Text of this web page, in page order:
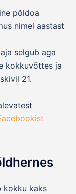
põldoa
nimel aastast
selgub aga
kokkuvõttes ja
21.
kokku kaks